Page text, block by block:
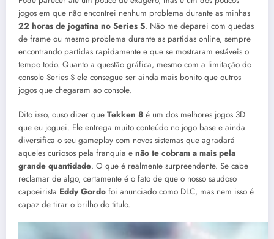
jogos em que não encontrei nenhum problema durante as minhas
22 horas de jogatina no Series S. Não me deparei com quedas
de frame ou mesmo problema durante as partidas online, sempre
encontrando partidas rapidamente e que se mostraram estáveis o
tempo todo. Quanto a questão gráfica, mesmo com a limitação do
console Series S ele consegue ser ainda mais bonito que outros
jogos que chegaram ao console.
Dito isso, ouso dizer que Tekken 8 é um dos melhores jogos 3D
que eu joguei. Ele entrega muito conteúdo no jogo base e ainda
diversifica o seu gameplay com novos sistemas que agradará
aqueles curiosos pela franquia e não te cobram a mais pela
grande quantidade. O que é realmente surpreendente. Se cabe
reclamar de algo, certamente é o fato de que o nosso saudoso
capoeirista Eddy Gordo foi anunciado como DLC, mas nem isso é
capaz de tirar o brilho do titulo.